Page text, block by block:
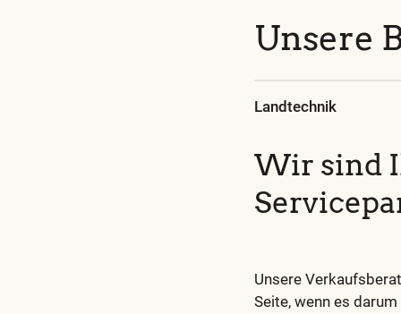
Unsere
Landtechnik
Wir sind
Unsere
Seite, wenn es